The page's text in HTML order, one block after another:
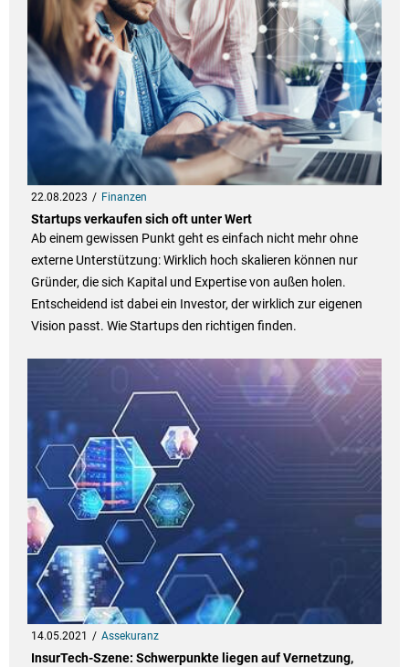
22.08.2023 Finanzen
Startups verkaufen sich oft unter Wert
Ab einem gewissen Punkt geht es einfach nicht mehr ohne
externe Unterstützung: Wirklich hoch skalieren können nur
Gründer, die sich Kapital und Expertise von außen holen.
Entscheidend ist dabei ein Investor, der wirklich zur eigenen
Vision passt. Wie Startups den richtigen finden.
14.05.2021 Assekuranz
InsurTech-Szene: Schwerpunkte liegen auf Vernetzung,